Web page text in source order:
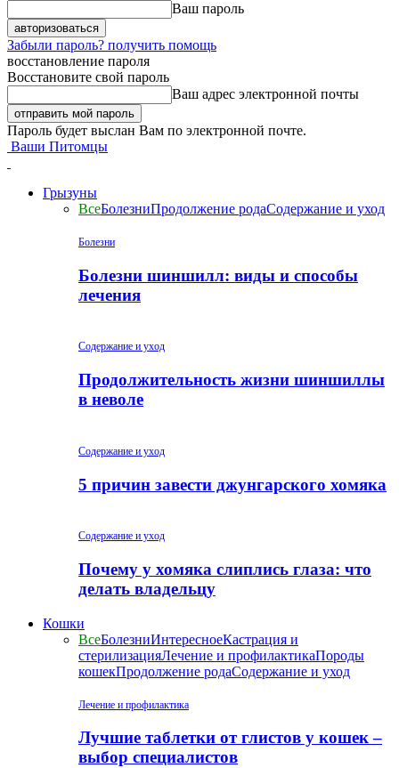
Ваш пароль
Забыли пароль? получить помощь
восстановление пароля
Восстановите свой пароль
Ваш адрес электронной почты
Пароль будет выслан Вам по электронной почте.
Ваши Питомцы
Грызуны
ВсеБолезниПродолжение родаСодержание и уход
Болезни
Болезни шиншилл: виды и способы
лечения
Содержание и уход
Продолжительность жизни шиншиллы
в неволе
Содержание и уход
5 причин завести джунгарского хомяка
Содержание и уход
Почему у хомяка слиплись глаза: что
делать владельцу
Кошки
ВсеБолезниИнтересноеКастрация и
стерилизацияЛечение и профилактикаПороды
кошекПродолжение родаСодержание и уход
Лечение и профилактика
Лучшие таблетки от глистов у кошек –
выбор специалистов